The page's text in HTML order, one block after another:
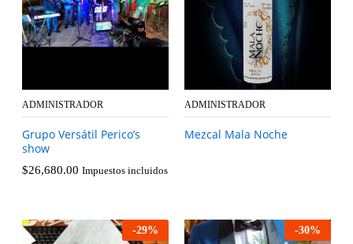
ADMINISTRADOR
Grupo Versátil Perico’s
show
$26,680.00 Impuestos incluidos
ADMINISTRADOR
Mezcal Mala Noche
-29% -30%